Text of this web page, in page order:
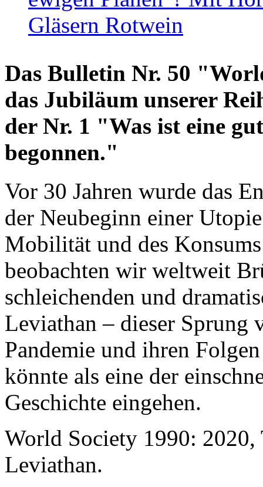
Gläsern Rotwein
Das Bulletin Nr. 50
das Jubiläum unserer
der Nr. 1 "Was ist eine
begonnen."
Vor 30 Jahren wurde das
der Neubeginn einer
Mobilität und des
beobachten wir weltweit
schleichenden und
Leviathan – dieser Sprung
Pandemie und ihren
könnte als eine der
Geschichte eingehen.
World Society 1990: 2020,
Leviathan.